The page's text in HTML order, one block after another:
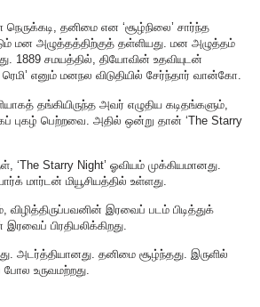
தனிமை என ‘சூழ்நிலை’ சார்ந்த
மன அழுத்தத்திற்குத் தள்ளியது. மன அழுத்தம்
1889 சமயத்தில், தியோவின் உதவியுடன்
எனும் மனநல விடுதியில் சேர்ந்தார் வான்கோ.
தங்கியிருந்த அவர் எழுதிய கடிதங்களும்,
புகழ் பெற்றவை. அதில் ஒன்று தான் ‘The Starry
Starry Night’ ஓவியம் முக்கியமானது.
மார்டன் மியூசியத்தில் உள்ளது.
விழித்திருப்பவனின் இரவைப் படம் பிடித்துக்
பிரதிபலிக்கிறது.
அடர்த்தியானது. தனிமை சூழ்ந்தது‌. இருளில்
போல உருவமற்றது.